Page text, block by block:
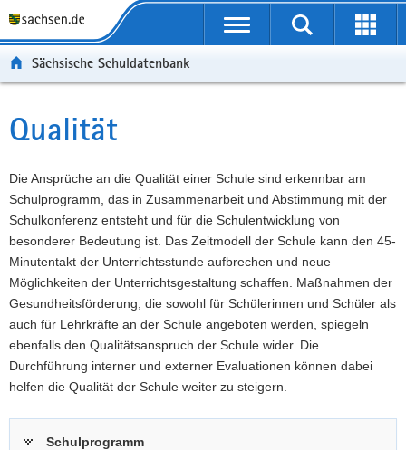
t
ü
e
r
g
r
e
i
f
e
n
d
e
r
l
a
v
i
g
a
t
i
o
n
a
t
n
h
a
l
t
W
t
r
e
I
n
f
o
r
m
a
t
i
r
i
c
e
Portalübergreifende
Suche
Sächsische Schuldatenbank
Hauptinhalt
Qualität
Die Ansprüche an die Qualität einer Schule sind erkennbar am
Schulprogramm, das in Zusammenarbeit und Abstimmung mit der
Schulkonferenz entsteht und für die Schulentwicklung von
besonderer Bedeutung ist. Das Zeitmodell der Schule kann den 45-
Minutentakt der Unterrichtsstunde aufbrechen und neue
Möglichkeiten der Unterrichtsgestaltung schaffen. Maßnahmen der
Gesundheitsförderung, die sowohl für Schülerinnen und Schüler als
auch für Lehrkräfte an der Schule angeboten werden, spiegeln
ebenfalls den Qualitätsanspruch der Schule wider. Die
Durchführung interner und externer Evaluationen können dabei
helfen die Qualität der Schule weiter zu steigern.
Schulprogramm